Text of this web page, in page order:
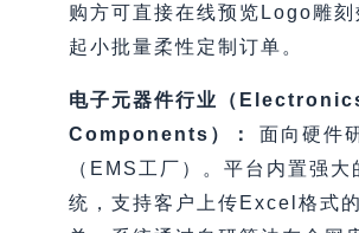
购方可直接在线预览Logo雕
起小批量柔性定制订单。
电子元器件行业（
Components）：
面向硬件
（EMS工厂）。平台内置强大
统，支持客户上传Excel格式